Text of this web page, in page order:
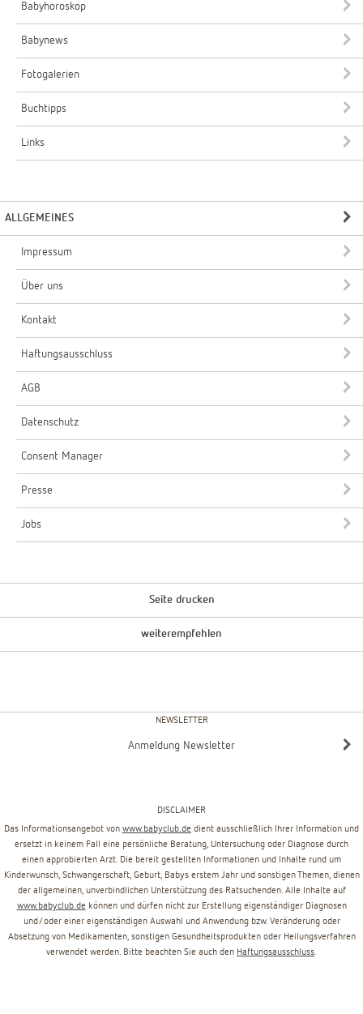
Babyhoroskop
Babynews
Fotogalerien
Buchtipps
Links
ALLGEMEINES
Impressum
Über uns
Kontakt
Haftungsausschluss
AGB
Datenschutz
Consent Manager
Presse
Jobs
Seite drucken
weiterempfehlen
NEWSLETTER
Anmeldung Newsletter
DISCLAIMER
Das Informationsangebot von www.babyclub.de dient ausschließlich Ihrer Information und
ersetzt in keinem Fall eine persönliche Beratung, Untersuchung oder Diagnose durch
einen approbierten Arzt. Die bereit gestellten Informationen und Inhalte rund um
Kinderwunsch, Schwangerschaft, Geburt, Babys erstem Jahr und sonstigen Themen, dienen
der allgemeinen, unverbindlichen Unterstützung des Ratsuchenden. Alle Inhalte auf
www.babyclub.de können und dürfen nicht zur Erstellung eigenständiger Diagnosen
und/oder einer eigenständigen Auswahl und Anwendung bzw. Veränderung oder
Absetzung von Medikamenten, sonstigen Gesundheitsprodukten oder Heilungsverfahren
verwendet werden. Bitte beachten Sie auch den Haftungsausschluss.